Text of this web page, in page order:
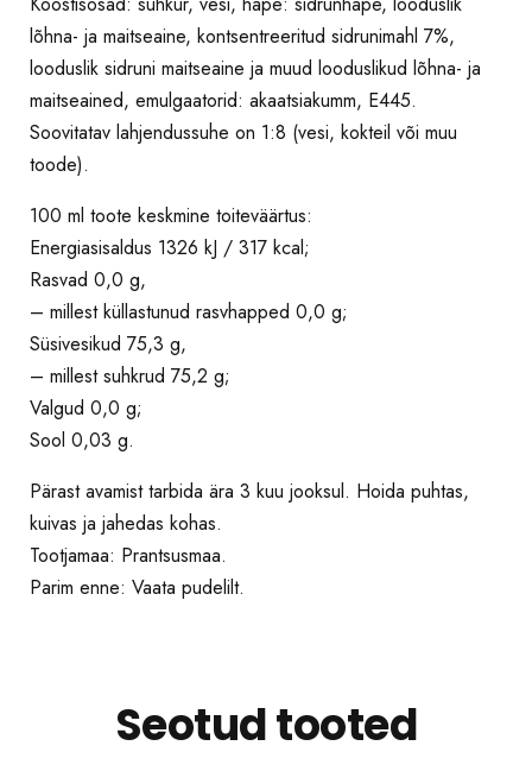
lõhna- ja maitseaine, kontsentreeritud sidrunimahl 7%,
looduslik sidruni maitseaine ja muud looduslikud lõhna- ja
maitseained, emulgaatorid: akaatsiakumm, E445.
Soovitatav lahjendussuhe on 1:8 (vesi, kokteil või muu
toode).
100 ml toote keskmine toiteväärtus:
Energiasisaldus 1326 kJ / 317 kcal;
Rasvad 0,0 g,
– millest küllastunud rasvhapped 0,0 g;
Süsivesikud 75,3 g,
– millest suhkrud 75,2 g;
Valgud 0,0 g;
Sool 0,03 g.
Pärast avamist tarbida ära 3 kuu jooksul. Hoida puhtas,
kuivas ja jahedas kohas.
Tootjamaa: Prantsusmaa.
Parim enne: Vaata pudelilt.
Seotud tooted